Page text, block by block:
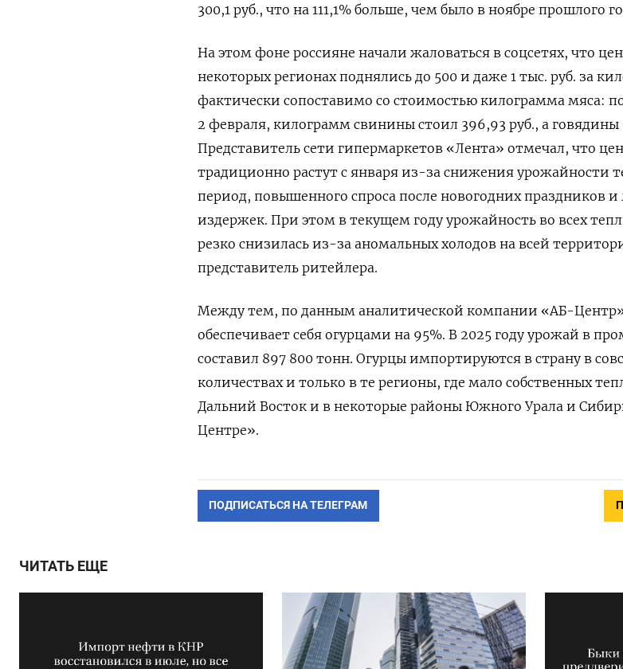
300,1 руб., что на 111,1% больше, чем было в ноябре прошлого
На этом фоне россияне начали жаловаться в соцсетях, что
некоторых регионах поднялись до 500 и даже 1 тыс. руб. за
фактически сопоставимо со стоимостью килограмма мяса:
2 февраля, килограмм свинины стоил 396,93 руб., а говядины
Представитель сети гипермаркетов «Лента» отмечал, что
традиционно растут с января из-за снижения урожайности
период, повышенного спроса после новогодних праздников и
издержек. При этом в текущем году урожайность во всех
резко снизилась из-за аномальных холодов на всей
представитель ритейлера.
Между тем, по данным аналитической компании «АБ-
обеспечивает себя огурцами на 95%. В 2025 году урожай в
составил 897 800 тонн. Огурцы импортируются в страну в
количествах и только в те регионы, где мало собственных
Дальний Восток и в некоторые районы Южного Урала и
Центре».
ПОДПИСАТЬСЯ НА ТЕЛЕГРАМ
ЧИТАТЬ ЕЩЕ